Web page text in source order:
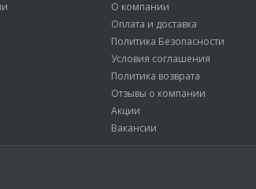
О компании
Оплата и доставка
Политика Безопасности
Условия соглашения
Политика возврата
Отзывы о компании
Акции
Вакансии